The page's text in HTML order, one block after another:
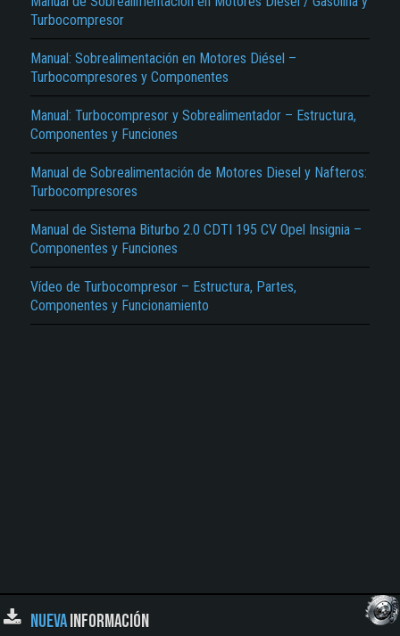
Turbocompresor
Manual: Sobrealimentación en Motores Diésel –
Turbocompresores y Componentes
Manual: Turbocompresor y Sobrealimentador – Estructura,
Componentes y Funciones
Manual de Sobrealimentación de Motores Diesel y Nafteros:
Turbocompresores
Manual de Sistema Biturbo 2.0 CDTI 195 CV Opel Insignia –
Componentes y Funciones
Vídeo de Turbocompresor – Estructura, Partes,
Componentes y Funcionamiento
NUEVAINFORMACIÓN
Texto o Imagen de portada son erróneos.
No carga o no se visualiza el contenido.
Reportar otro tipo de error...